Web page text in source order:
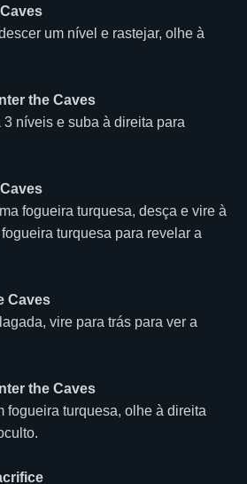
um nível e rastejar, olhe à
the Caves
níveis e suba à direita para
fogueira turquesa, desça e vire à
turquesa para revelar a
Caves
vire para trás para ver a
the Caves
fogueira turquesa, olhe à direita